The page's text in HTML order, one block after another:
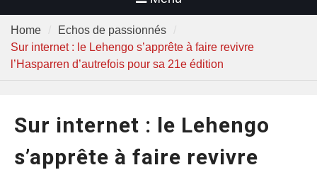
Home
Echos de passionnés
Sur internet : le Lehengo s’apprête à faire revivre
l’Hasparren d’autrefois pour sa 21e édition
Sur internet : le Lehengo
s’apprête à faire revivre